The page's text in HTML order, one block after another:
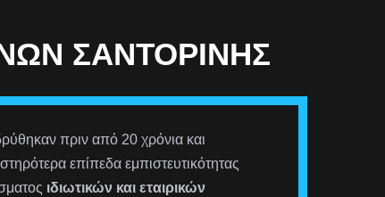
ΣΑΝΤΟΡΊΝΗΣ
πριν από 20 χρόνια και
επίπεδα εμπιστευτικότητας
ιδιωτικών και εταιρικών